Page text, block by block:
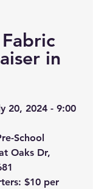
in
20, 2024 - 9:00
School
Oaks Dr,
$10 per